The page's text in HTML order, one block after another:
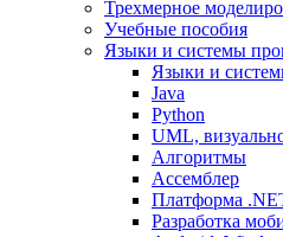
Трехмерное
Учебные пособия
Языки и системы
Языки и
Java
Python
UML,
Алгоритмы
Ассемблер
Платформа
Разработка